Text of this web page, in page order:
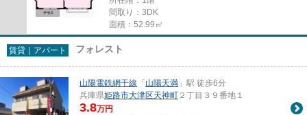
間取り：3DK
面積：52.99㎡
賃貸｜アパート フォレスト
山陽電鉄網干線 「山陽天満 」駅 徒歩6分
兵庫県姫路市大津区天神町 ２丁目３９番地１
3.8万円